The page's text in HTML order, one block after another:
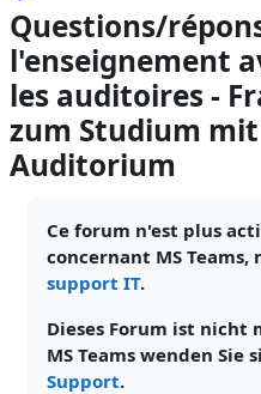
Questions/
l'enseignement
les auditoires -
zum Studium mit
Auditorium
Ce forum n'est plus
concernant MS
support IT.
Dieses Forum ist nicht
MS Teams wenden Sie
Support.